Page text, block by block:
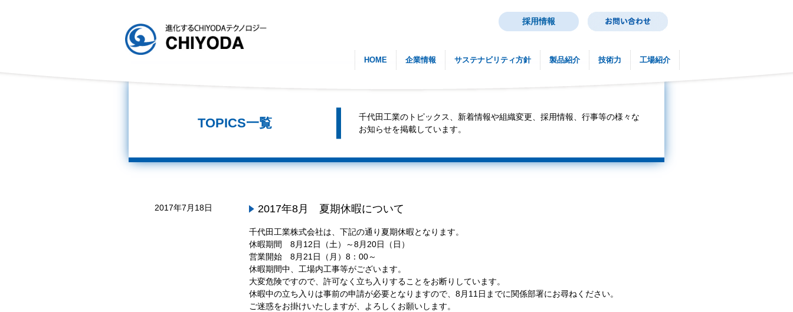
採用情報
HOME 企業情報 サステナビリティ方針 製品紹介 技術力 工場紹介
TOPICS一覧
千代田工業のトピックス、新着情報や組織変更、採用情報、行事等の様々な
お知らせを掲載しています。
2017年7月18日 2017年8月 夏期休暇について
千代田工業株式会社は、下記の通り夏期休暇となります。
休暇期間 8月12日（土）～8月20日（日）
営業開始 8月21日（月）8：00～
休暇期間中、工場内工事等がございます。
大変危険ですので、許可なく立ち入りすることをお断りしています。
休暇中の立ち入りは事前の申請が必要となりますので、8月11日までに関係部署にお尋ねください。
ご迷惑をお掛けいたしますが、よろしくお願いします。